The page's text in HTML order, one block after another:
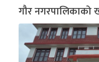
गौर नगरपालिकाको